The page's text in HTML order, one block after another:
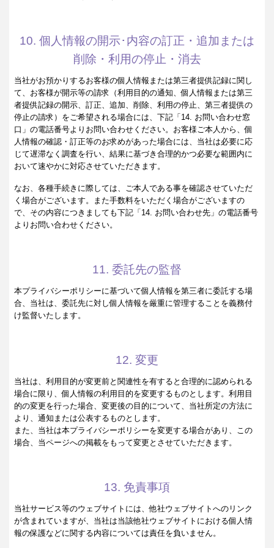
10. 個人情報の開示･内容の訂正・追加または
削除・利用の停止・消去
当社がお預かりするお客様の個人情報または第三者提供記録に関し
て、お客様が開示等の請求（利用目的の通知、個人情報または第三
者提供記録の開示、訂正、追加、削除、利用の停止、第三者提供の
停止の請求）をご希望される場合には、下記「14. お問い合わせ窓
口」の電話番号よりお問い合わせください。お客様ご本人から、個
人情報の確認・訂正等のお求めがあった場合には、当社は必要に応
じて遅滞なく調査を行い、結果に基づき合理的かつ必要な範囲内に
おいて速やかに対応させていただきます。
なお、各種手続きに際しては、ご本人である事を確認させていただ
く場合がございます。また手数料をいただく場合がございますの
で、その内容につきましても下記「14. お問い合わせ先」の電話番号
よりお問い合わせください。
11. 委託先の監督
本プライバシーポリシーに基づいて個人情報を第三者に委託する場
合、当社は、委託先に対し個人情報を厳重に管理することを義務付
け監督いたします。
12. 変更
当社は、利用目的が変更前と関連性を有すると合理的に認められる
場合に限り、個人情報の利用目的を変更するものとします。利用目
的の変更を行った場合、変更後の目的について、当社所定の方法に
より、通知または公表するものとします。
また、当社は本プライバシーポリシーを変更する場合があり、この
場合、当ページへの掲載をもって変更とさせていただきます。
13. 免責事項
当社サービス等のウェブサイトには、他社ウェブサイトへのリンク
が含まれていますが、当社は当該他社ウェブサイトにおける個人情
報の保護などに関する内容については責任を負いません。